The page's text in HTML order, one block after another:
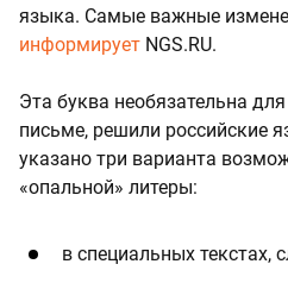
языка. Самые важные
информирует NGS.RU.
Эта буква необязательна
письме, решили российские
указано три варианта
«опальной» литеры:
в специальных текстах,